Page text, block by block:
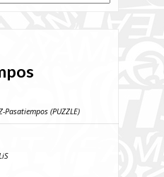
Pasatiempos (PUZZLE)